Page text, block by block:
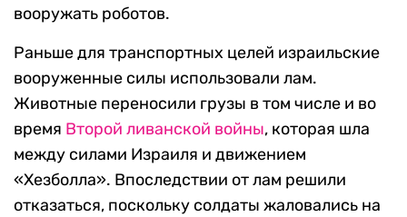
вооружать роботов.
Раньше для транспортных целей израильские
вооруженные силы использовали лам.
Животные переносили грузы в том числе и во
время Второй ливанской войны, которая шла
между силами Израиля и движением
«Хезболла». Впоследствии от лам решили
отказаться, поскольку солдаты жаловались на